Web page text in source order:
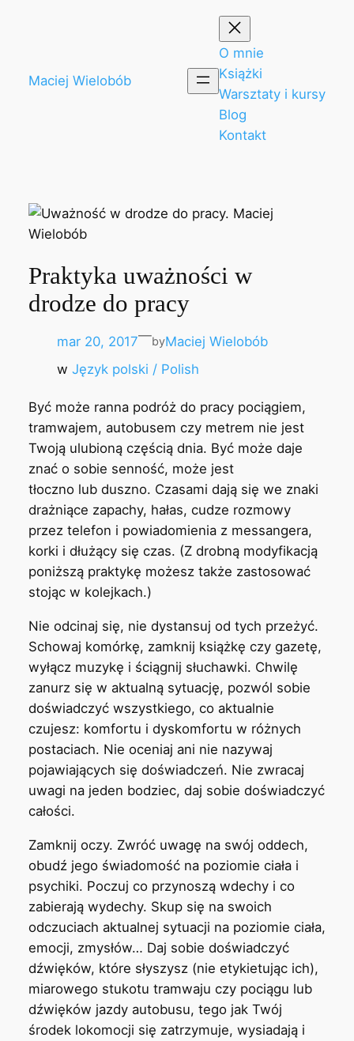
Maciej Wielobób
O mnie
Książki
Warsztaty i kursy
Blog
Kontakt
Praktyka uważności w
drodze do pracy
mar 20, 2017—byMaciej Wielobób
w Język polski / Polish
Być może ranna podróż do pracy pociągiem,
tramwajem, autobusem czy metrem nie jest
Twoją ulubioną częścią dnia. Być może daje
znać o sobie senność, może jest
tłoczno lub duszno. Czasami dają się we znaki
drażniące zapachy, hałas, cudze rozmowy
przez telefon i powiadomienia z messangera,
korki i dłużący się czas. (Z drobną modyfikacją
poniższą praktykę możesz także zastosować
stojąc w kolejkach.)
Nie odcinaj się, nie dystansuj od tych przeżyć.
Schowaj komórkę, zamknij książkę czy gazetę,
wyłącz muzykę i ściągnij słuchawki. Chwilę
zanurz się w aktualną sytuację, pozwól sobie
doświadczyć wszystkiego, co aktualnie
czujesz: komfortu i dyskomfortu w różnych
postaciach. Nie oceniaj ani nie nazywaj
pojawiających się doświadczeń. Nie zwracaj
uwagi na jeden bodziec, daj sobie doświadczyć
całości.
Zamknij oczy. Zwróć uwagę na swój oddech,
obudź jego świadomość na poziomie ciała i
psychiki. Poczuj co przynoszą wdechy i co
zabierają wydechy. Skup się na swoich
odczuciach aktualnej sytuacji na poziomie ciała,
emocji, zmysłów… Daj sobie doświadczyć
dźwięków, które słyszysz (nie etykietując ich),
miarowego stukotu tramwaju czy pociągu lub
dźwięków jazdy autobusu, tego jak Twój
środek lokomocji się zatrzymuje, wysiadają i